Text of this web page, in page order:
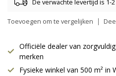
De verwachte levertijd is 1-
Toevoegen om te vergelijken
Officiële dealer van
merken
Fysieke winkel van 500 m² in